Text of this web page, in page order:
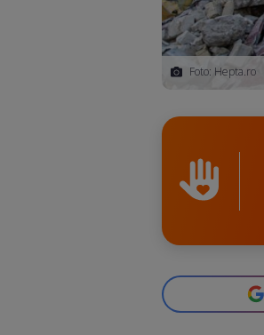
Foto: Hepta.ro